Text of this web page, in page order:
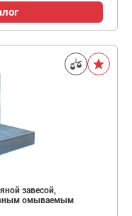
завесой,
омываемым